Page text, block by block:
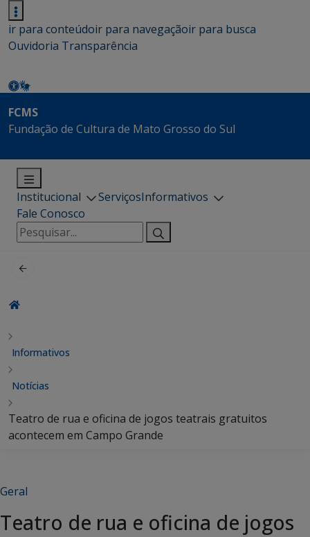
ir para conteúdoir para navegaçãoir para busca
Ouvidoria Transparência
FCMS
Fundação de Cultura de Mato Grosso do Sul
Institucional ServiçosInformativos
Fale Conosco
Pesquisar
por:
Informativos
Notícias
Teatro de rua e oficina de jogos teatrais gratuitos
acontecem em Campo Grande
Geral
Teatro de rua e oficina de jogos